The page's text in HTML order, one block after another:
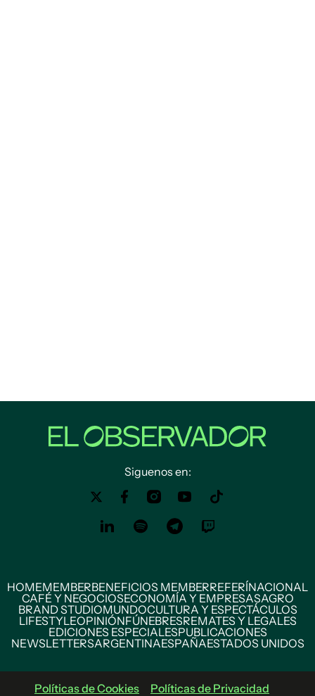
Siguenos en:
HOMEMEMBERBENEFICIOS MEMBERREFERÍNACIONAL
CAFÉ Y NEGOCIOSECONOMÍA Y EMPRESASAGRO
BRAND STUDIOMUNDOCULTURA Y ESPECTÁCULOS
LIFESTYLEOPINIÓNFÚNEBRESREMATES Y LEGALES
EDICIONES ESPECIALESPUBLICACIONES
NEWSLETTERSARGENTINAESPAÑAESTADOS UNIDOS
Políticas de Cookies Políticas de Privacidad